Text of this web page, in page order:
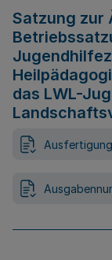
Satzung zur
das LWL-